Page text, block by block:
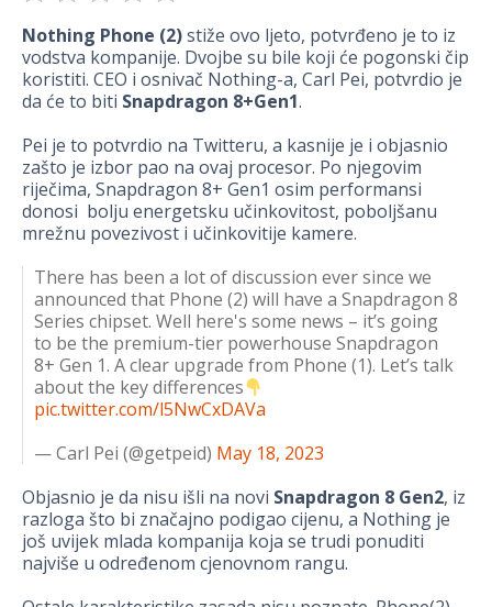
Nothing Phone (2)stiže ovo ljeto, potvrđeno je to iz
vodstva kompanije. Dvojbe su bile koji će pogonski čip
koristiti. CEO i osnivač Nothing-a, Carl Pei, potvrdio je
da će to biti Snapdragon 8+Gen1.
Pei je to potvrdio na Twitteru, a kasnije je i objasnio
zašto je izbor pao na ovaj procesor. Po njegovim
riječima, Snapdragon 8+ Gen1 osim performansi
donosi bolju energetsku učinkovitost, poboljšanu
mrežnu povezivost i učinkovitije kamere.
There has been a lot of discussion ever since we
announced that Phone (2) will have a Snapdragon 8
Series chipset. Well here's some news – it’s going
to be the premium-tier powerhouse Snapdragon
8+ Gen 1. A clear upgrade from Phone (1). Let’s talk
about the key differences
pic.twitter.com/l5NwCxDAVa
— Carl Pei (@getpeid) May 18, 2023
Objasnio je da nisu išli na novi Snapdragon 8 Gen2, iz
razloga što bi značajno podigao cijenu, a Nothing je
još uvijek mlada kompanija koja se trudi ponuditi
najviše u određenom cjenovnom rangu.